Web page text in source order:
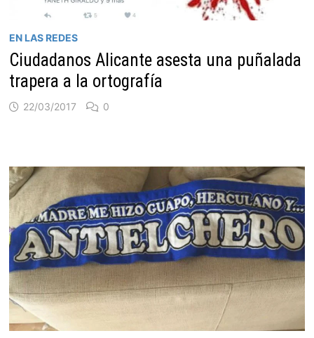
EN LAS REDES
Ciudadanos Alicante asesta una puñalada
trapera a la ortografía
22/03/2017 0